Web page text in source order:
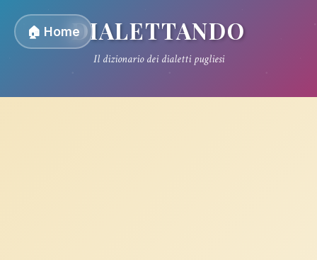
🏠 HomeDIALETTANDO
Il dizionario dei dialetti pugliesi